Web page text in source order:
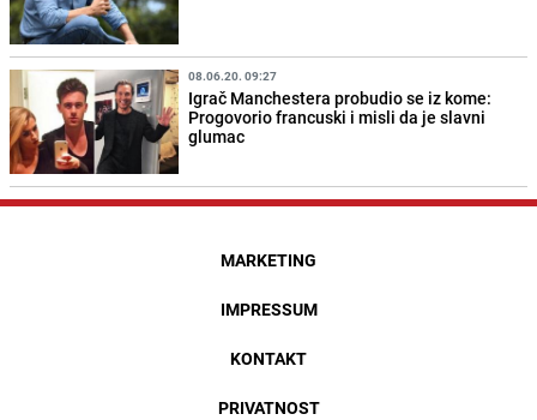
08.06.20. 09:27
Igrač Manchestera probudio se iz kome:
Progovorio francuski i misli da je slavni
glumac
MARKETING
IMPRESSUM
KONTAKT
PRIVATNOST